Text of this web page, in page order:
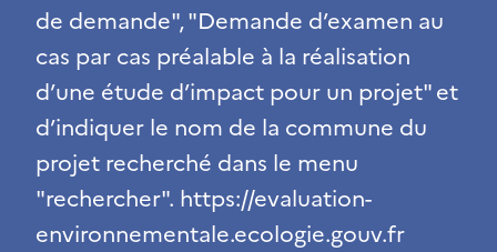
de demande", "Demande d’examen au
cas par cas préalable à la réalisation
d’une étude d’impact pour un projet" et
d’indiquer le nom de la commune du
projet recherché dans le menu
"rechercher". https://evaluation-
environnementale.ecologie.gouv.fr